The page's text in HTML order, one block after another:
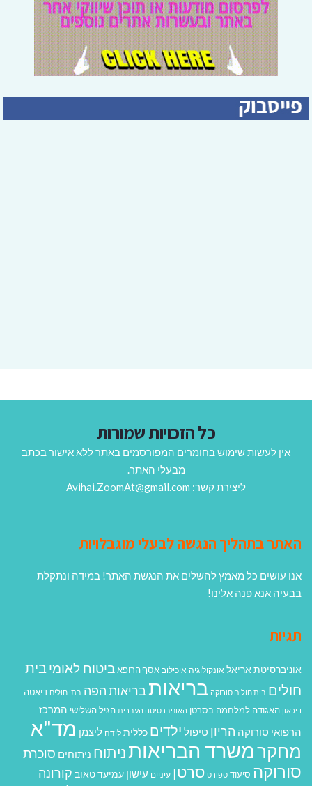
כל הזכויות שמורות
אין לעשות שימוש בחומרים המפורסמים באתר ללא אישור בכתב
מבעלי האתר.
ליצירת קשר: Avihai.ZoomAt@gmail.com
האתר בתהליך הנגשה לבעלי מוגבלויות
אנו עושים כל מאמץ להשלים את הנגשת האתר! במידה ונתקלת
בבעיה אנא פנה אלינו!
תגיות
אוניברסיטת אריאל אונקולוגיה איכילוב אסף הרופא ביטוח לאומי בית
חולים בית חולים סורוקה בריאות בריאות הפה בתי חולים דיאטה
דיכאון האגודה למלחמה בסרטן האוניברסיטה העברית הגיל השלישי המרכז
הרפואי סורוקה הריון טיפול ילדים כללית לידה ליצמן מד"א
מחקרמשרד הבריאות ניתוח ניתוחים סוכרת
סורוקה סיעוד ספורט סרטן עיניים עישון עמיעד טאוב קורונה